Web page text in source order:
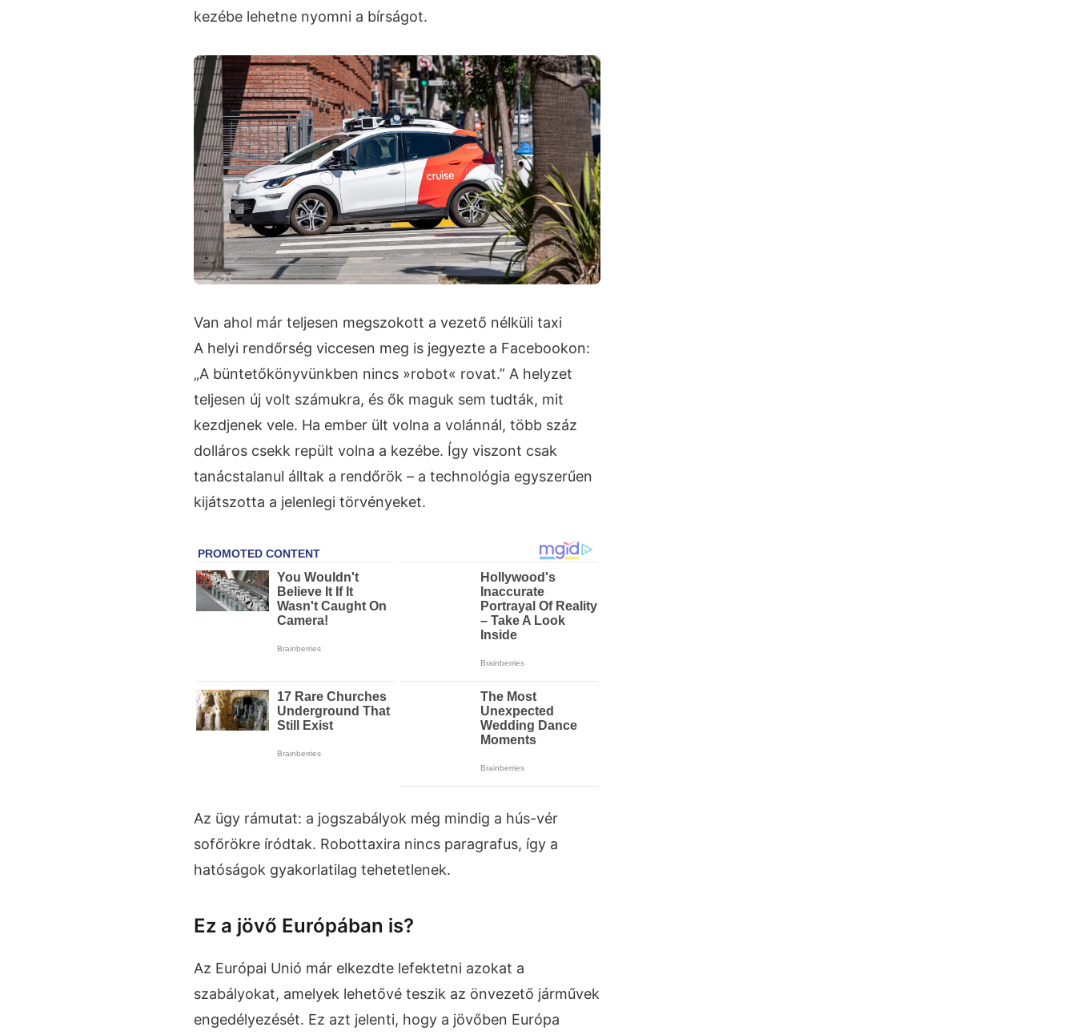
kezébe lehetne nyomni a bírságot.
Van ahol már teljesen megszokott a vezető nélküli taxi
A helyi rendőrség viccesen meg is jegyezte a Facebookon:
„A büntetőkönyvünkben nincs »robot« rovat.” A helyzet
teljesen új volt számukra, és ők maguk sem tudták, mit
kezdjenek vele. Ha ember ült volna a volánnál, több száz
dolláros csekk repült volna a kezébe. Így viszont csak
tanácstalanul álltak a rendőrök – a technológia egyszerűen
kijátszotta a jelenlegi törvényeket.
Az ügy rámutat: a jogszabályok még mindig a hús-vér
sofőrökre íródtak. Robottaxira nincs paragrafus, így a
hatóságok gyakorlatilag tehetetlenek.
Ez a jövő Európában is?
Az Európai Unió már elkezdte lefektetni azokat a
szabályokat, amelyek lehetővé teszik az önvezető járművek
engedélyezését. Ez azt jelenti, hogy a jövőben Európa